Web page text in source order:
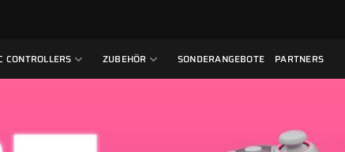
CONTROLLERS ZUBEHÖR SONDERANGEBOTE PARTNERS